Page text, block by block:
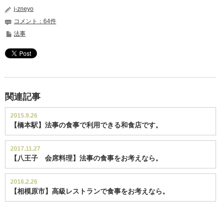
j-zneyo
コメント：64件
法事
関連記事
2015.9.26
【橋本駅】法事の食事で利用できる和食店です。
2017.11.27
【八王子 会席料理】法事の食事をお考えなら。
2016.2.26
【相模原市】高級レストランで食事をお考えなら。